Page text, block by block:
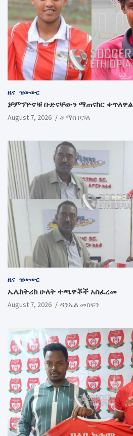
ዜና ዝውውር
ቻምፕዮኖቹ ቡድናቸውን ማጠናከር ቀጥለዋል
August 7, 2026 ቶማስ ቦጋለ
ዜና ዝውውር
ኤሌክትሪክ ሁለት ተጫዋቾች አስፈረመ
August 7, 2026 ዳንኤል መስፍን